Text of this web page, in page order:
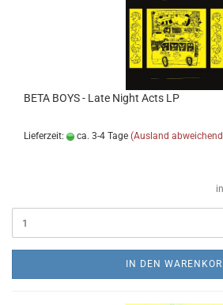
BETA BOYS - Late Night Acts LP
Lieferzeit: ca. 3-4 Tage (Ausland
IN DEN